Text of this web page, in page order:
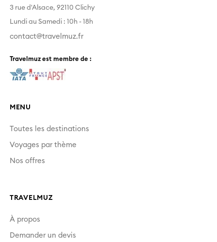
3 rue d'Alsace, 92110 Clichy
Lundi au Samedi : 10h - 18h
contact@travelmuz.fr
Travelmuz est membre de :
MENU
Toutes les destinations
Voyages par thème
Nos offres
TRAVELMUZ
À propos
Demander un devis